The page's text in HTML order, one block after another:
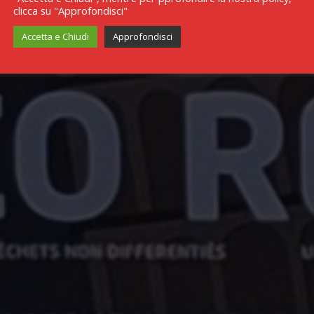
clicca su "Approfondisci"
Accetta e Chiudi Approfondisci